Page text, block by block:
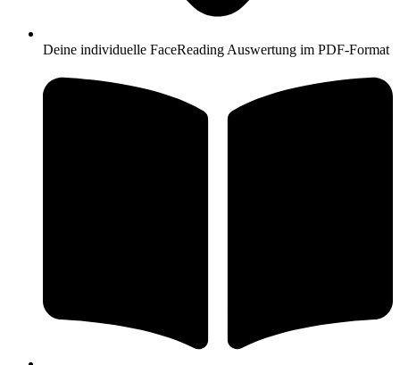
Deine individuelle FaceReading Auswertung im PDF-Format